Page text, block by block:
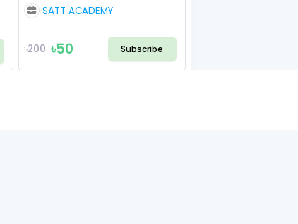
SATT ACADEMY
৳200 ৳50 Subscribe